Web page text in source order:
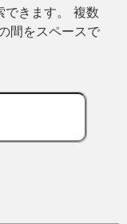
できます。 複数
間をスペースで